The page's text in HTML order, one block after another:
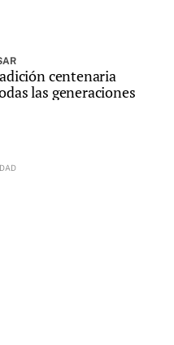
centenaria
las generaciones